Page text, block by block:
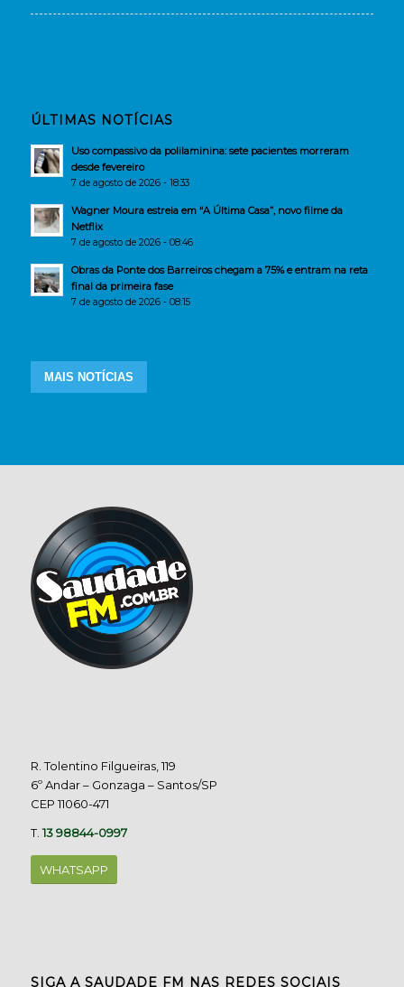
ÚLTIMAS NOTÍCIAS
Uso compassivo da polilaminina: sete pacientes morreram
desde fevereiro
7 de agosto de 2026 - 18:33
Wagner Moura estreia em “A Última Casa”, novo filme da
Netflix
7 de agosto de 2026 - 08:46
Obras da Ponte dos Barreiros chegam a 75% e entram na reta
final da primeira fase
7 de agosto de 2026 - 08:15
MAIS NOTÍCIAS
R. Tolentino Filgueiras, 119
6º Andar – Gonzaga – Santos/SP
CEP 11060-471
T.13 98844-0997
WHATSAPP
SIGA A SAUDADE FM NAS REDES SOCIAIS